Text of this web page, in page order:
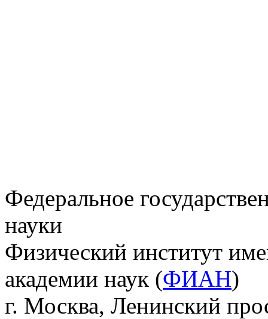
Федеральное
науки
Физический институт
академии наук (ФИАН)
г. Москва, Ленинский